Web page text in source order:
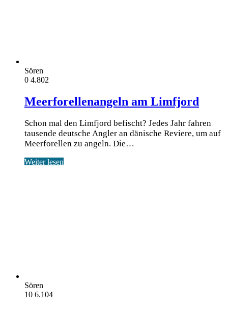
Sören
0 4.802
Meerforellenangeln am Limfjord
Schon mal den Limfjord befischt? Jedes Jahr fahren
tausende deutsche Angler an dänische Reviere, um auf
Meerforellen zu angeln. Die…
Weiter lesen
Sören
10 6.104